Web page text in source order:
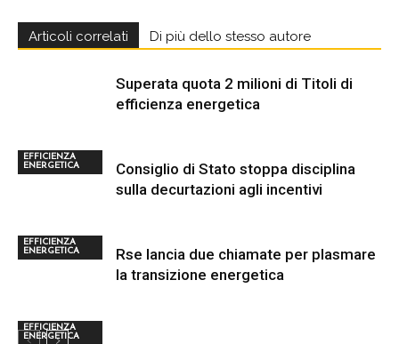
Articoli correlati Di più dello stesso autore
EFFICIENZA
ENERGETICA
Superata quota 2 milioni di Titoli di
efficienza energetica
EFFICIENZA
ENERGETICA
Consiglio di Stato stoppa disciplina
sulla decurtazioni agli incentivi
EFFICIENZA
ENERGETICA
Rse lancia due chiamate per plasmare
la transizione energetica